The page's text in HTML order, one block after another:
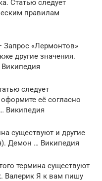
Статью следует
правилам
«Лермонтов»
другие значения.
следует
её согласно
Википедия
существуют и другие
Демон … Википедия
термина существуют
Валерик Я к вам пишу